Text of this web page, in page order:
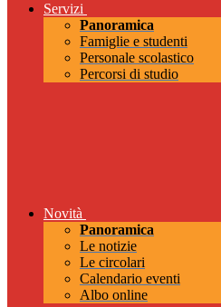
Servizi
Panoramica
Famiglie e studenti
Personale scolastico
Percorsi di studio
Novità
Panoramica
Le notizie
Le circolari
Calendario eventi
Albo online